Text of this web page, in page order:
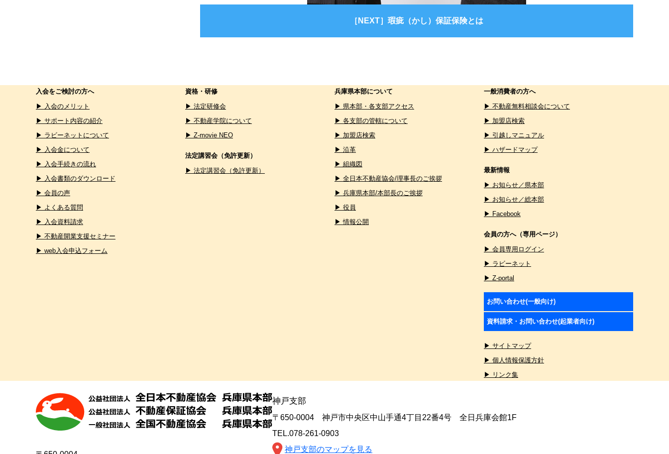
［NEXT］瑕疵（かし）保証保険とは
入会をご検討の方へ
▶ 入会のメリット
▶ サポート内容の紹介
▶ ラビーネットについて
▶ 入会金について
▶ 入会手続きの流れ
▶ 入会書類のダウンロード
▶ 会員の声
▶ よくある質問
▶ 入会資料請求
▶ 不動産開業支援セミナー
▶ web入会申込フォーム
資格・研修
▶ 法定研修会
▶ 不動産学院について
▶ Z-movie NEO
法定講習会（免許更新）
▶ 法定講習会（免許更新）
兵庫県本部について
▶ 県本部・各支部アクセス
▶ 各支部の管轄について
▶ 加盟店検索
▶ 沿革
▶ 組織図
▶ 全日本不動産協会/理事長のご挨拶
▶ 兵庫県本部/本部長のご挨拶
▶ 役員
▶ 情報公開
一般消費者の方へ
▶ 不動産無料相談会について
▶ 加盟店検索
▶ 引越しマニュアル
▶ ハザードマップ
最新情報
▶ お知らせ／県本部
▶ お知らせ／総本部
▶ Facebook
会員の方へ（専用ページ）
▶ 会員専用ログイン
▶ ラビーネット
▶ Z-portal
お問い合わせ(一般向け)
資料請求・お問い合わせ(起業者向け)
▶ サイトマップ
▶ 個人情報保護方針
▶ リンク集
神戸支部
〒650-0004 神戸市中央区中山手通4丁目22番4号 全日兵庫会館1F
TEL.078-261-0903
神戸支部のマップを見る